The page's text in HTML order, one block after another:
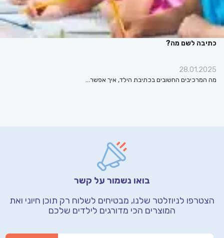
כתיבה לשם מה?
28.01.2025
מה המרכיבים החשובים בכתיבת הילד, איך אפשר…
בואו נשמור על קשר
הצטרפו לניוזלטר שלנו, מבטיחים לשלוח רק תוכן חיוני ואת
המוצרים הכי מדורגים לילדים שלכם